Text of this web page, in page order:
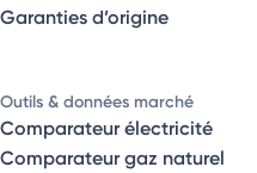
Garanties d’origine
Outils & données marché
Comparateur électricité
Comparateur gaz naturel